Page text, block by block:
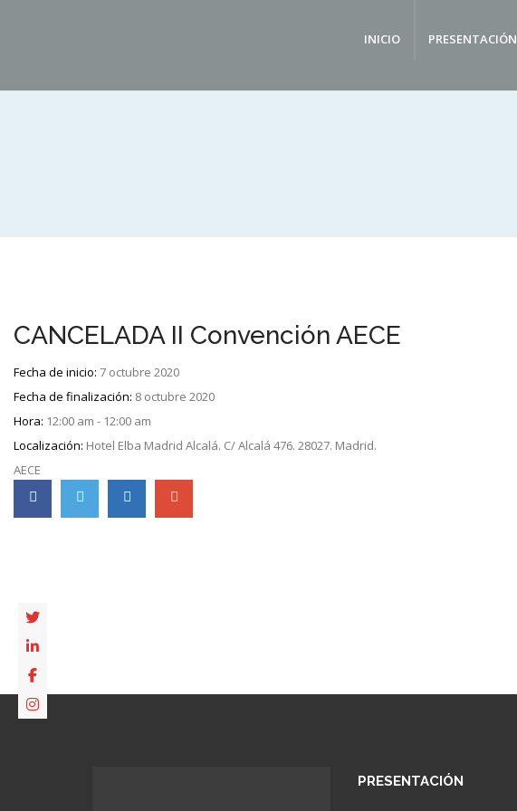
INICIO PRESENTACIÓN
CANCELADA II Convención AECE
Fecha de inicio: 7 octubre 2020
Fecha de finalización: 8 octubre 2020
Hora: 12:00 am - 12:00 am
Localización: Hotel Elba Madrid Alcalá. C/ Alcalá 476. 28027. Madrid.
AECE
PRESENTACIÓN